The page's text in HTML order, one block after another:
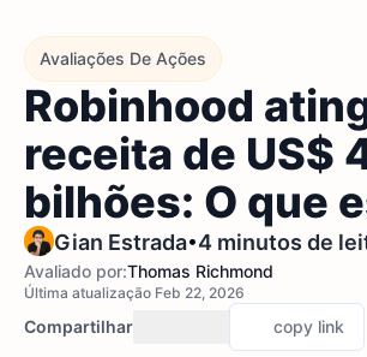
Avaliações De Ações
Robinhood
receita de US$
bilhões: O que
Gian Estrada•4 minutos de
Avaliado por:Thomas Richmond
Última atualização Feb 22, 2026
Compartilhar copy link